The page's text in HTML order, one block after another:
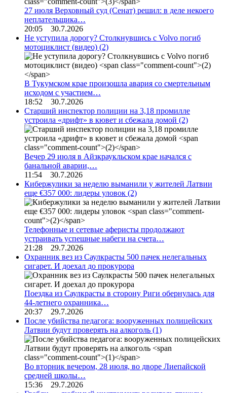
27 июля Верховный суд (Сенат) решил: в деле некоего
неплательщика…
20:05 30.7.2026
Не уступила дорогу? Столкнувшись с Volvo погиб
мотоциклист (видео) (2)
В Тукумском крае произошла авария со смертельным
исходом с участием…
18:52 30.7.2026
Старший инспектор полиции на 3,18 промилле
устроила «дрифт» в кювет и сбежала домой (2)
Вечер 29 июля в Айзкраукльском крае начался с
банальной аварии,…
11:54 30.7.2026
Кибержулики за неделю выманили у жителей Латвии
еще €357 000: лидеры уловок (2)
Телефонные и сетевые аферисты продолжают
устраивать успешные набеги на счета…
21:28 29.7.2026
Охранник вез из Саулкрасты 500 пачек нелегальных
сигарет. И доехал до прокурора
Поездка из Саулкрасты в сторону Риги обернулась для
44-летнего охранника…
20:37 29.7.2026
После убийства педагога: вооруженных полицейских
Латвии будут проверять на алкоголь (1)
Во вторник вечером, 28 июля, во дворе Лиепайской
средней школы…
15:36 29.7.2026